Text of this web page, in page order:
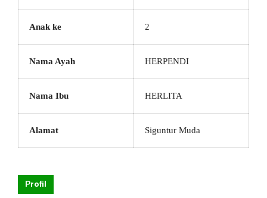
Anak ke 2
Nama Ayah HERPENDI
Nama Ibu HERLITA
Alamat Siguntur Muda
Profil